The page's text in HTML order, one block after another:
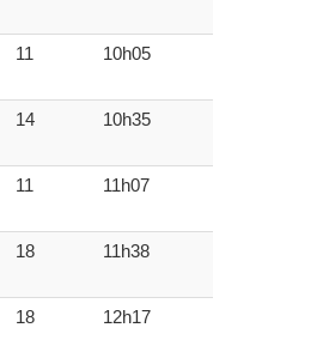
11 10h05
14 10h35
11 11h07
18 11h38
18 12h17